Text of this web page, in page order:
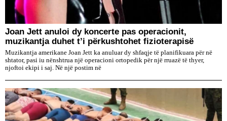
Joan Jett anuloi dy koncerte pas operacionit,
muzikantja duhet t’i përkushtohet fizioterapisë
Muzikantja amerikane Joan Jett ka anuluar dy shfaqje të planifikuara për në
shtator, pasi iu nënshtrua një operacioni ortopedik për një rruazë të thyer,
njoftoi ekipi i saj. Në një postim në